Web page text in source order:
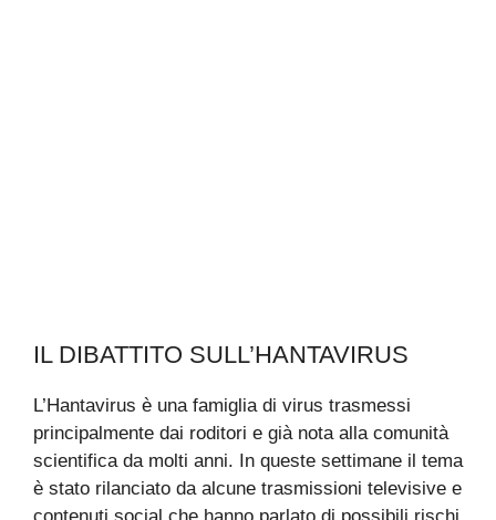
IL DIBATTITO SULL’HANTAVIRUS
L’Hantavirus è una famiglia di virus trasmessi
principalmente dai roditori e già nota alla comunità
scientifica da molti anni. In queste settimane il tema
è stato rilanciato da alcune trasmissioni televisive e